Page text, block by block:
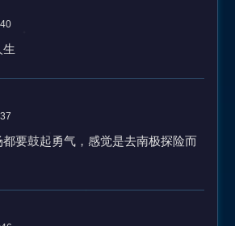
生
要鼓起勇气，感觉是去南极探险而